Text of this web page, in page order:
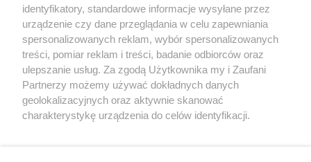
fot: Tarnogórska porodówka
Tarnogórska porodówka pochwaliła się nowymi
pacjentami. Maluchy przyszły na świat w czerwcu
2 / 37
Nie zapomnij
zapoznać się z:
polityką prywatności regulamin korzystania z portali
Twojemiasto
Piekary Śląskie
Chorzów
Tarnowskie Góry
Skontakuj sięz nami
Kontakt
Wydawca
Redakcja
identyfikatory, standardowe informacje wysyłane przez
urządzenie czy dane przeglądania w celu zapewniania
spersonalizowanych reklam, wybór spersonalizowanych
treści, pomiar reklam i treści, badanie odbiorców oraz
ulepszanie usług. Za zgodą Użytkownika my i Zaufani
Partnerzy możemy używać dokładnych danych
geolokalizacyjnych oraz aktywnie skanować
charakterystykę urządzenia do celów identyfikacji.